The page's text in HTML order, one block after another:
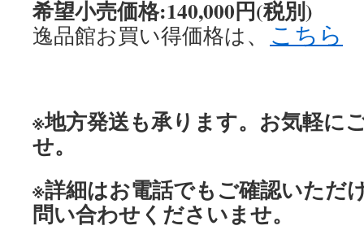
希望小売価格:140,000円(税別)
逸品館お買い得価格は、 こちら
※地方発送も承ります。お気軽に
せ。
※詳細はお電話でもご確認いただ
問い合わせくださいませ。